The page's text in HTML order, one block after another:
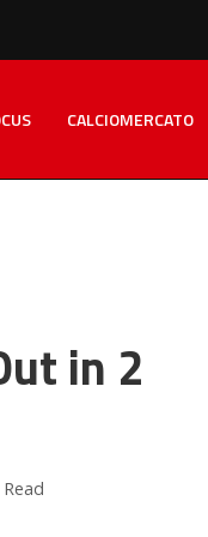
CALCIOMERCATO
in 2